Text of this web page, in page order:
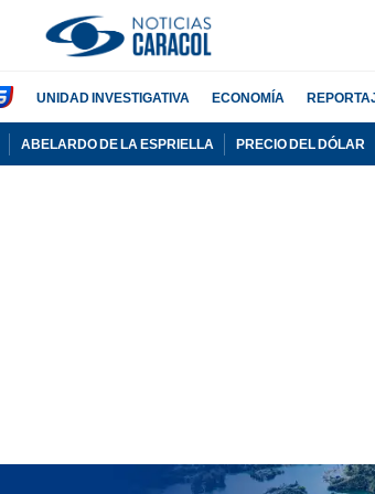
UNIDAD INVESTIGATIVA ECONOMÍA
ABELARDO DE LA ESPRIELLA PRECIO DEL DÓLAR